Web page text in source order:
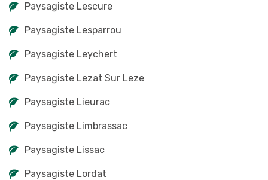
Paysagiste Lescure
Paysagiste Lesparrou
Paysagiste Leychert
Paysagiste Lezat Sur Leze
Paysagiste Lieurac
Paysagiste Limbrassac
Paysagiste Lissac
Paysagiste Lordat